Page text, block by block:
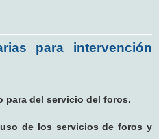
para intervención
para del servicio del foros.
de los servicios de foros y